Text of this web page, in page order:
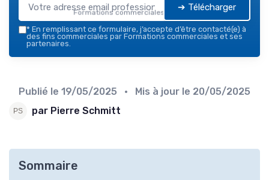
Formations commerciales — 2026➔ Télécharger
* En remplissant ce formulaire, j’accepte d’être contacté(e) à
des fins commerciales par Formations commerciales et ses
partenaires.
Publié le 19/05/2025 • Mis à jour le 20/05/2025
par Pierre Schmitt
Sommaire